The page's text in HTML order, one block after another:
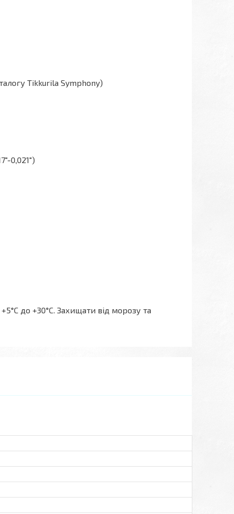
Tikkurila Symphony)
0,021")
до +30°C. Захищати від морозу та